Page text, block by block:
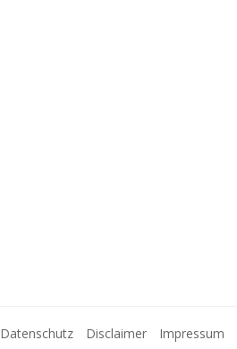
Datenschutz Disclaimer Impressum